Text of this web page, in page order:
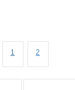
1 2